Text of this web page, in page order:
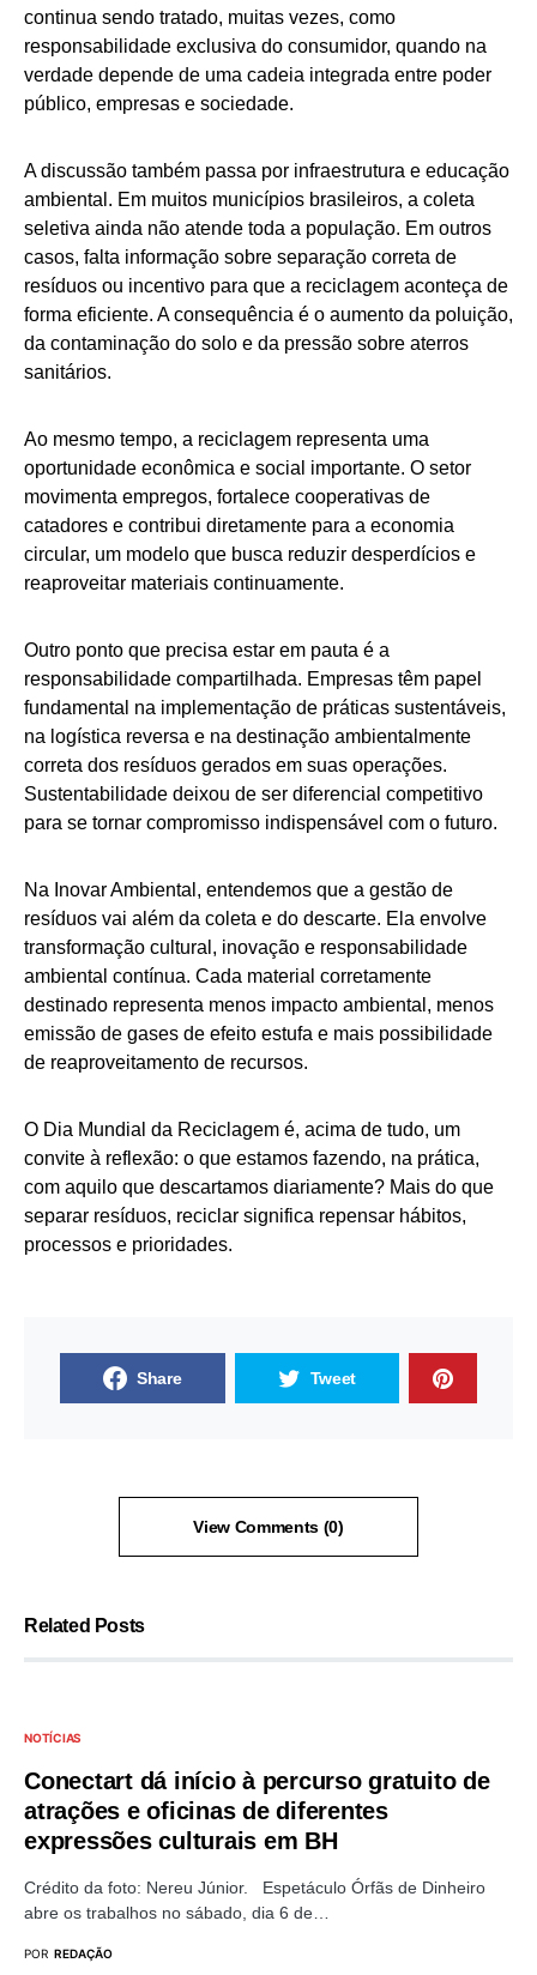
continua sendo tratado, muitas vezes, como
responsabilidade exclusiva do consumidor, quando na
verdade depende de uma cadeia integrada entre poder
público, empresas e sociedade.
A discussão também passa por infraestrutura e educação
ambiental. Em muitos municípios brasileiros, a coleta
seletiva ainda não atende toda a população. Em outros
casos, falta informação sobre separação correta de
resíduos ou incentivo para que a reciclagem aconteça de
forma eficiente. A consequência é o aumento da poluição,
da contaminação do solo e da pressão sobre aterros
sanitários.
Ao mesmo tempo, a reciclagem representa uma
oportunidade econômica e social importante. O setor
movimenta empregos, fortalece cooperativas de
catadores e contribui diretamente para a economia
circular, um modelo que busca reduzir desperdícios e
reaproveitar materiais continuamente.
Outro ponto que precisa estar em pauta é a
responsabilidade compartilhada. Empresas têm papel
fundamental na implementação de práticas sustentáveis,
na logística reversa e na destinação ambientalmente
correta dos resíduos gerados em suas operações.
Sustentabilidade deixou de ser diferencial competitivo
para se tornar compromisso indispensável com o futuro.
Na Inovar Ambiental, entendemos que a gestão de
resíduos vai além da coleta e do descarte. Ela envolve
transformação cultural, inovação e responsabilidade
ambiental contínua. Cada material corretamente
destinado representa menos impacto ambiental, menos
emissão de gases de efeito estufa e mais possibilidade
de reaproveitamento de recursos.
O Dia Mundial da Reciclagem é, acima de tudo, um
convite à reflexão: o que estamos fazendo, na prática,
com aquilo que descartamos diariamente? Mais do que
separar resíduos, reciclar significa repensar hábitos,
processos e prioridades.
Share Tweet
View Comments (0)
Related Posts
NOTÍCIAS
Conectart dá início à percurso gratuito de
atrações e oficinas de diferentes
expressões culturais em BH
Crédito da foto: Nereu Júnior. Espetáculo Órfãs de Dinheiro
abre os trabalhos no sábado, dia 6 de…
POR REDAÇÃO